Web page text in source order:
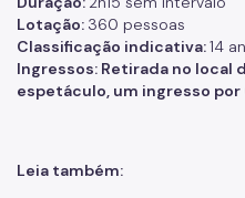
Lotação: 360 pessoas
Classificação indicativa:14
Ingressos: Retirada no local
espetáculo, um ingresso por
Leia também: